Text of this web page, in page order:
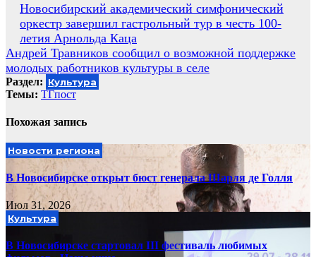
Навигация
по
записям
Новосибирский академический симфонический
оркестр завершил гастрольный тур в честь 100-
летия Арнольда Каца
Андрей Травников сообщил о возможной поддержке
молодых работников культуры в селе
Раздел: Культура
Темы: ТГпост
Похожая запись
Новости региона
В Новосибирске открыт бюст генерала Шарля де Голля
Июл 31, 2026
Культура
В Новосибирске стартовал III фестиваль любимых